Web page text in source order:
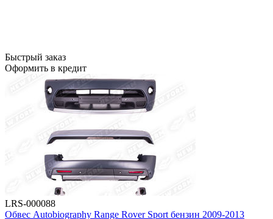
Быстрый заказ
Оформить в кредит
LRS-000088
Обвес Autobiography Range Rover Sport бензин 2009-2013